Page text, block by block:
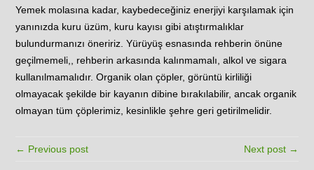
Yemek molasına kadar, kaybedeceğiniz enerjiyi karşılamak için
yanınızda kuru üzüm, kuru kayısı gibi atıştırmalıklar
bulundurmanızı öneririz. Yürüyüş esnasında rehberin önüne
geçilmemeli,, rehberin arkasında kalınmamalı, alkol ve sigara
kullanılmamalıdır. Organik olan çöpler, görüntü kirliliği
olmayacak şekilde bir kayanın dibine bırakılabilir, ancak organik
olmayan tüm çöplerimiz, kesinlikle şehre geri getirilmelidir.
← Previous post Next post →